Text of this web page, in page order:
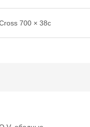
700 × 38c